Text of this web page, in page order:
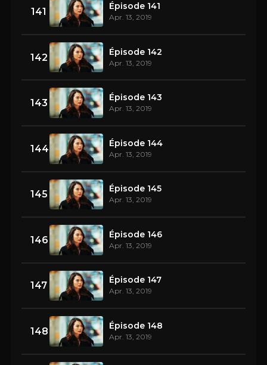
141 Épisode 141
Apr. 13, 2019
142 Épisode 142
Apr. 13, 2019
143 Épisode 143
Apr. 13, 2019
144 Épisode 144
Apr. 13, 2019
145 Épisode 145
Apr. 13, 2019
146 Épisode 146
Apr. 13, 2019
147 Épisode 147
Apr. 13, 2019
148 Épisode 148
Apr. 13, 2019